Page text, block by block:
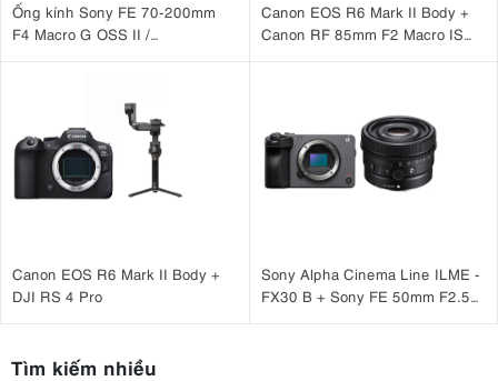
Ống kính Sony FE 70-200mm
F4 Macro G OSS II /
Canon EOS R6 Mark II Body +
Canon RF 85mm F2 Macro IS
Canon EOS R6 Mark II Body +
DJI RS 4 Pro
Sony Alpha Cinema Line ILME -
FX30 B + Sony FE 50mm F2.5
Tìm kiếm nhiều